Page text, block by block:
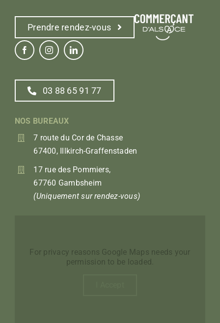
Prendre rendez-vous
03 88 65 91 77
NOS BUREAUX
7 route du Cor de Chasse
67400, Illkirch-Graffenstaden
17 rue des Pommiers,
67760 Gambsheim
(Uniquement sur rendez-vous)
For privacy reasons Google Maps needs your
permission to be loaded.